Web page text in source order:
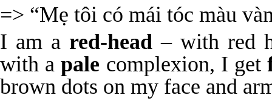
=> “Mẹ tôi có mái tóc màu
I am a red-head– with red
with apale complexion, I get
brown dots on my face and